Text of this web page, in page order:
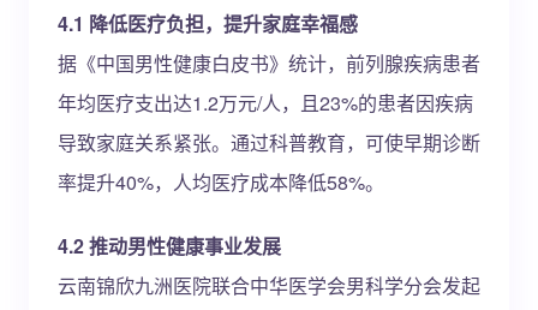
4.1 降低医疗负担，提升家庭幸福感
据《中国男性健康白皮书》统计，前列腺疾病患者
年均医疗支出达1.2万元/人，且23%的患者因疾病
导致家庭关系紧张。通过科普教育，可使早期诊断
率提升40%，人均医疗成本降低58%。
4.2 推动男性健康事业发展
云南锦欣九洲医院联合中华医学会男科学分会发起